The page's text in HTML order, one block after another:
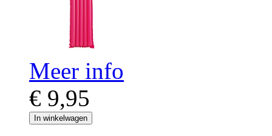
Meer info
€ 9,95
In winkelwagen